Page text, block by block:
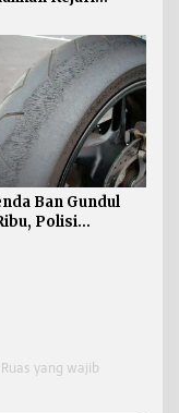
Kasus Sabu
Ban Gundul
Polisi
Ruas yang wajib